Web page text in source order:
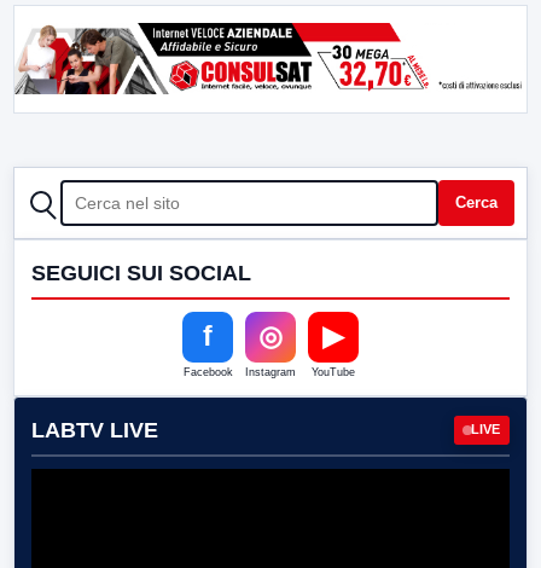
CERCA Cerca
SEGUICI SUI SOCIAL
f
Facebook
◎
Instagram
▶
YouTube
LABTV LIVE LIVE